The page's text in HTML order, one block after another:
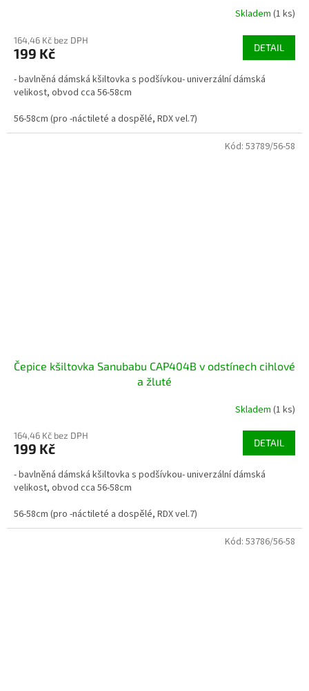
Skladem (1 ks)
164,46 Kč bez DPH
199 Kč DETAIL
- bavlněná dámská kšiltovka s podšívkou- univerzální dámská
velikost, obvod cca 56-58cm
56-58cm (pro -náctileté a dospělé, RDX vel.7)
Čepice kšiltovka Sanubabu CAP404B v odstínech cihlové
a žluté
Skladem (1 ks)
164,46 Kč bez DPH
199 Kč DETAIL
- bavlněná dámská kšiltovka s podšívkou- univerzální dámská
velikost, obvod cca 56-58cm
56-58cm (pro -náctileté a dospělé, RDX vel.7)
Kód: 53789/56-58
Kód: 53786/56-58